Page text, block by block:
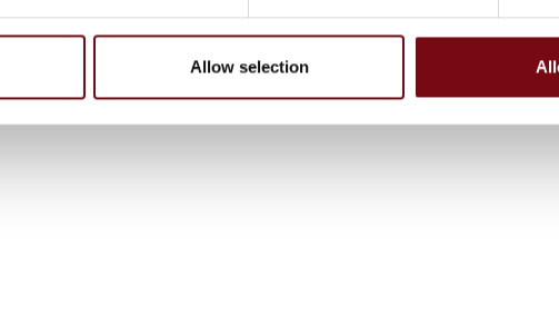
Allow selection